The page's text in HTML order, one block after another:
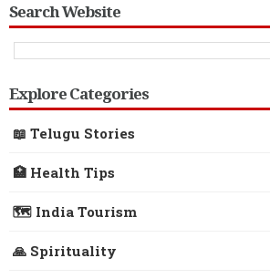
Search Website
Explore Categories
📖 Telugu Stories
🏥 Health Tips
🗺️ India Tourism
🙏 Spirituality